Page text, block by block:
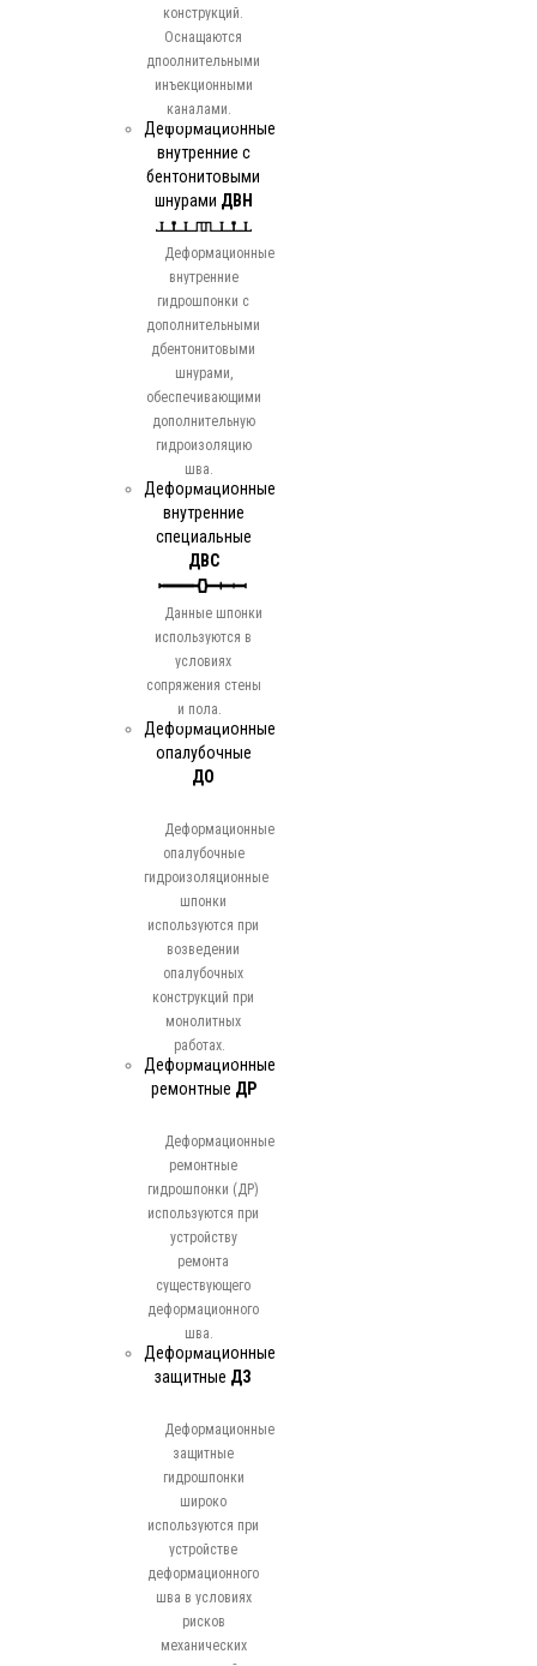
конструкций.
Оснащаются
дпоолнительными
инъекционными
каналами.
Деформационные
внутренние с
бентонитовыми
шнурами ДВН
Деформационные
внутренние
гидрошпонки с
дополнительными
дбентонитовыми
шнурами,
обеспечивающими
дополнительную
гидроизоляцию
шва.
Деформационные
внутренние
специальные
ДВС
Данные шпонки
используются в
условиях
сопряжения стены
и пола.
Деформационные
опалубочные
ДО
Деформационные
опалубочные
гидроизоляционные
шпонки
используются при
возведении
опалубочных
конструкций при
монолитных
работах.
Деформационные
ремонтные ДР
Деформационные
ремонтные
гидрошпонки (ДР)
используются при
устройству
ремонта
существующего
деформационного
шва.
Деформационные
защитные ДЗ
Деформационные
защитные
гидрошпонки
широко
используются при
устройстве
деформационного
шва в условиях
рисков
механических